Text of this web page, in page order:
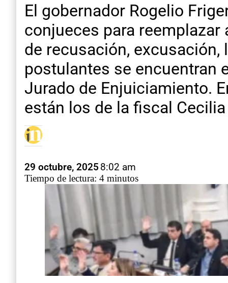
El gobernador Rogelio
conjueces para
de recusación,
postulantes se encuentran
Jurado de Enjuiciamiento.
están los de la fiscal
29 octubre, 2025 8:02 am
Tiempo de lectura: 4 minutos